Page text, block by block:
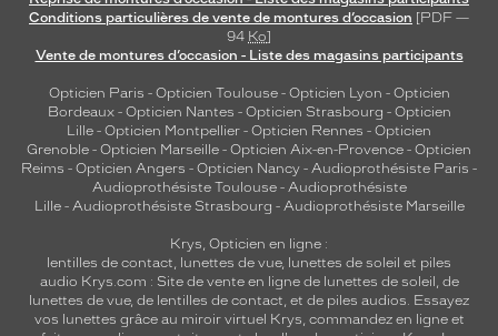
Conditions particulières de vente de montures d’occasion [PDF —
94 Ko]
Vente de montures d’occasion - Liste des magasins participants
Opticien Paris - Opticien Toulouse- Opticien Lyon - Opticien
Bordeaux- Opticien Nantes - Opticien Strasbourg - Opticien
Lille - Opticien Montpellier - Opticien Rennes - Opticien
Grenoble - Opticien Marseille - Opticien Aix-en-Provence - Opticien
Reims - Opticien Angers - Opticien Nancy - Audioprothésiste Paris -
Audioprothésiste Toulouse- Audioprothésiste
Lille- Audioprothésiste Strasbourg - Audioprothésiste Marseille
Krys, Opticien en ligne :
lentilles de contact, lunettes de vue, lunettes de soleil et piles
audio Krys.com : Site de vente en ligne de lunettes de soleil, de
lunettes de vue, de lentilles de contact, et de piles audios. Essayez
vos lunettes grâce au miroir virtuel Krys, commandez en ligne et